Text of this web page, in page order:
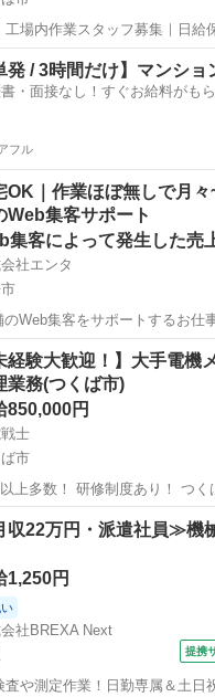
工場内作業スタッフ募集｜日給
す！ ■仕事内容 工場内にて清掃
その他 スタッフ
発 / 3時間だけ】マンショ
・面接なし！すぐお給料がも
フル
OK｜作業ほぼ無しで月々
Web集客サポート
社エンタ
舗情報」の登録・初期設定を
の他 Web
経験大歓迎！】大手電機
業務(つくば市)
850,000円
士
市
上多数！ 研修制度あり！ つく
その他 営業マン
22万円・派遣社員≫機
1,250円
社BREXA Next
提携
や測定作業！日勤専属＆土日